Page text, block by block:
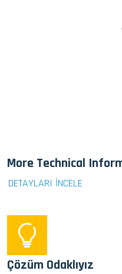
More Technical
DETAYLARI İNCELE
Çözüm Odaklıyız